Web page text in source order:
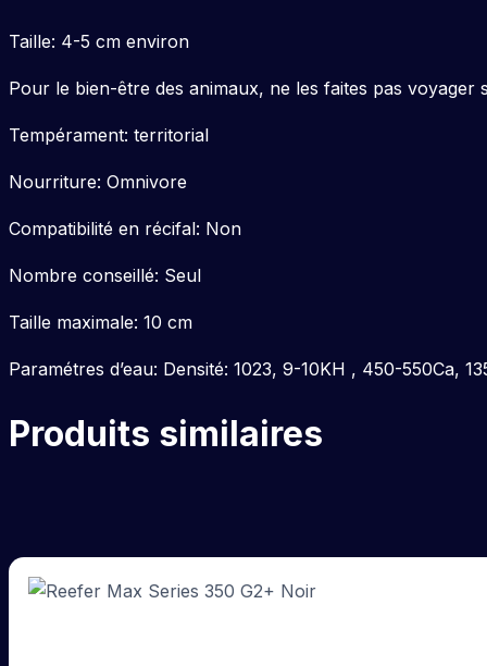
Taille: 4-5 cm environ
Pour le bien-être des animaux, ne les faites pas voyager
Tempérament: territorial
Nourriture: Omnivore
Compatibilité en récifal: Non
Nombre conseillé: Seul
Taille maximale: 10 cm
Paramétres d’eau: Densité: 1023, 9-10KH , 450-550Ca,
Produits similaires